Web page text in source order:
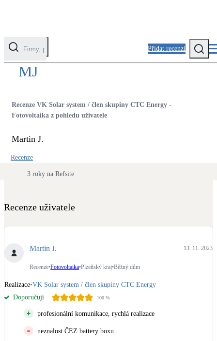
Přidat recenzi
Kategorie
Fotovoltaika
Solární ohřev vody
Zateplení
Klimatizace
Tepelná čerpadla na chlazení
Větrání s rekuperací
Teplovzdušné vytápění
MJ
Recenze VK Solar system / člen skupiny CTC Energy -
Fotovoltaika z pohledu uživatele
Martin J.
Recenze
3 roky na Refsite
Recenze uživatele
Martin J. 13. 11. 2023
Recenze•Fotovoltaika•Plzeňský kraj•Běžný dům
Realizace•VK Solar system / člen skupiny CTC Energy
Doporučuji
100 %
profesionální komunikace, rychlá realizace
neznalost ČEZ battery boxu